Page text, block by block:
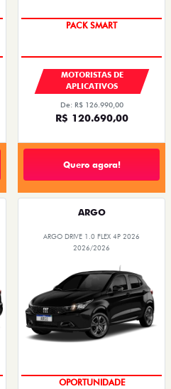
PACK SMART
MOTORISTAS DE
APLICATIVOS
De: R$ 126.990,00
R$ 120.690,00
Quero agora!
ARGO
ARGO DRIVE 1.0 FLEX 4P 2026
2026/2026
OPORTUNIDADE